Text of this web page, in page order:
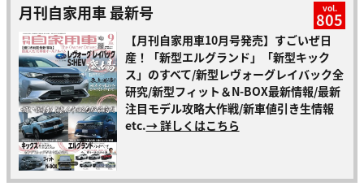
月刊自家用車 最新号 vol.
805
【月刊自家用車10月号発売】すごいぜ日
産！「新型エルグランド」「新型キック
ス」のすべて/新型レヴォーグレイバック全
研究/新型フィット＆N-BOX最新情報/最新
注目モデル攻略大作戦/新車値引き生情報
etc.→ 詳しくはこちら